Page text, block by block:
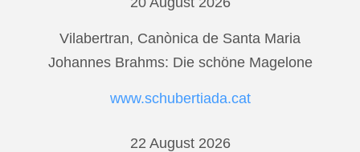
Vilabertran, Canònica de Santa Maria
Johannes Brahms: Die schöne Magelone
www.schubertiada.cat
22 August 2026